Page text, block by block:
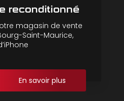
reconditionné
votre magasin de vente
Saint-Maurice,
En savoir plus